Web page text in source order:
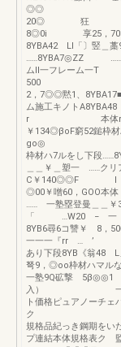
◎◎
20◎ 狂 一ξ
8◎0i 享25
8YBA42 Ll「〕竪
……8YBA7◎ZZ
ムll一フレーム一
500
2，7◎◎黙1、
ム施工キノト
r 本体
￥134◎βoF窮52鎚枠
go◎ ￥
枠材ハ7ルをし下段
＿＿￥＿塑一 ……クリ
C￥140◎◎F l 本
◎00￥噌60，
…… 一塾塁登曼＿
「 …W20 − 一
8YB6尋6コ
一一一『rr … ’
あり下段8YB
弩9，◎oo枠材
一塾9Q砿撃
入） 一闇
ト価格ピュアノーチェ
ク 一
規格品紀っき鋼期をい
プ連結本体規格表ク